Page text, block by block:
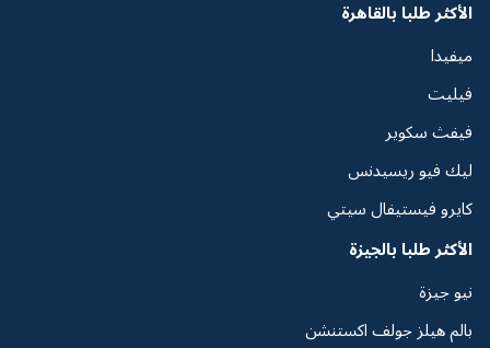
الأكثر طلبا بالقاهرة
ميفيدا
فيليت
فيفث سكوير
ليك فيو ريسيدنس
كايرو فيستيفال سيتي
الأكثر طلبا بالجيزة
نيو جيزة
بالم هيلز جولف اكستنشن